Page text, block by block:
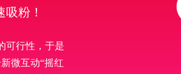
粉！
可行性，于是
微互动“摇红